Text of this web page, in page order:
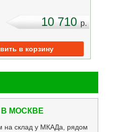
10 710p.
МОСКВЕ
на склад у МКАДа, рядом